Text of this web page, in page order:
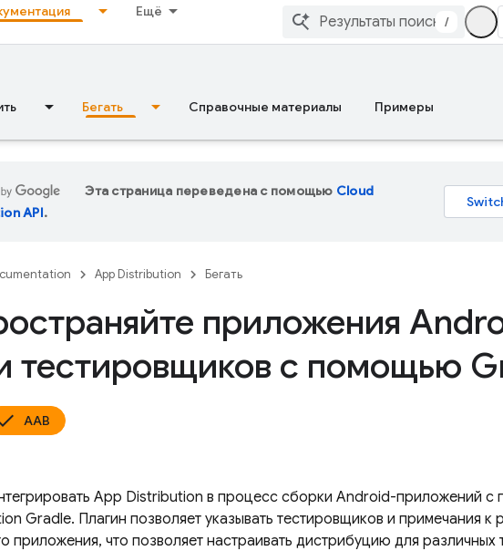
Ещё
/
Бегать Справочные материалы Примеры
Эта страница переведена с помощью Cloud
API.
App Distribution Бегать
приложения
тестировщиков с помощью
AAB
App Distribution в процесс сборки Android-приложений с
Gradle. Плагин позволяет указывать тестировщиков и примечания к
приложения, что позволяет настраивать дистрибуцию для различных